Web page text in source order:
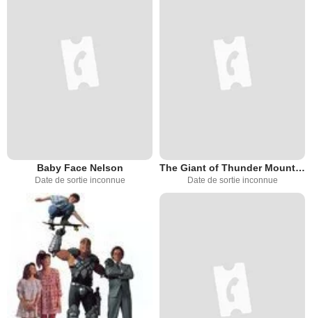
Baby Face Nelson
Date de sortie inconnue
The Giant of Thunder Mountain
Date de sortie inconnue